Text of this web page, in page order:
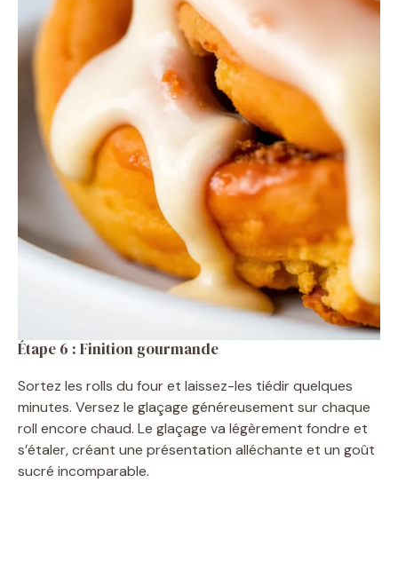
Étape 6 : Finition gourmande
Sortez les rolls du four et laissez-les tiédir quelques
minutes. Versez le glaçage généreusement sur chaque
roll encore chaud. Le glaçage va légèrement fondre et
s’étaler, créant une présentation alléchante et un goût
sucré incomparable.